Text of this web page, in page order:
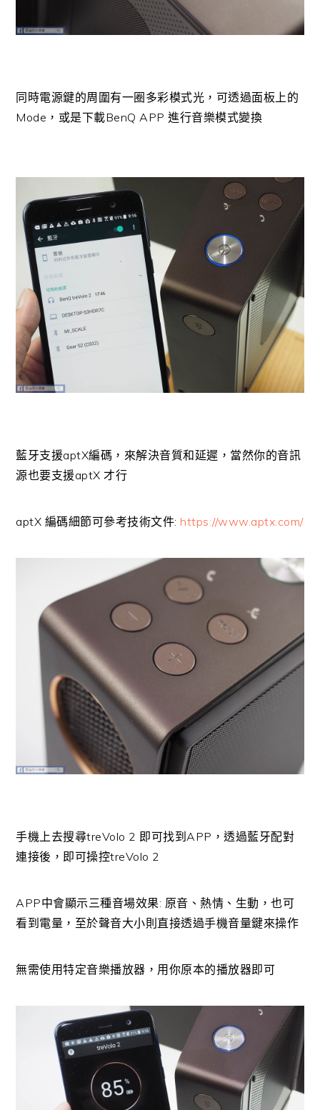
同時電源鍵的周圍有一圈多彩模式光，可透過面板上的
Mode，或是下載BenQ APP 進行音樂模式變換
藍牙支援aptX編碼，來解決音質和延遲，當然你的音訊
源也要支援aptX 才行
aptX 編碼細節可參考技術文件: https://www.aptx.com/
手機上去搜尋treVolo 2 即可找到APP，透過藍牙配對
連接後，即可操控treVolo 2
APP中會顯示三種音場效果: 原音、熱情、生動，也可
看到電量，至於聲音大小則直接透過手機音量鍵來操作
無需使用特定音樂播放器，用你原本的播放器即可